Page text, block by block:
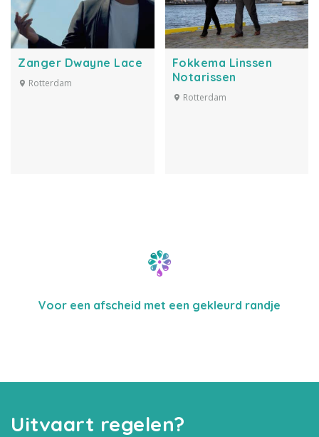
Zanger Dwayne Lace
Rotterdam
Fokkema Linssen
Notarissen
Rotterdam
Voor een afscheid met een gekleurd randje
Uitvaart regelen?